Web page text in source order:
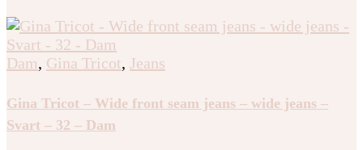
Dam, Gina Tricot, Jeans
Gina Tricot – Wide front seam jeans – wide jeans –
Svart – 32 – Dam